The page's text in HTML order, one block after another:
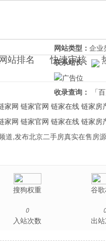
站排名 快速审核
网站类型： 企业
联系站长：
收录查询：
「
家网 链家官网 链家在线 链家房
家网 链家官网 链家在线 链家房
道,发布北京二手房真实在售房
搜狗权重 谷
0
入站次数 出